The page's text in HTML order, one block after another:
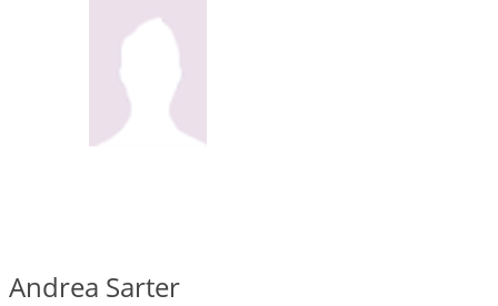
Andrea Sarter